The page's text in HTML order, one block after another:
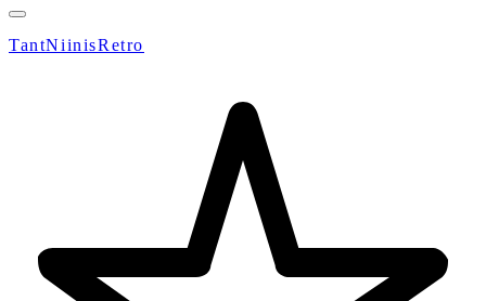
TantNiinisRetro